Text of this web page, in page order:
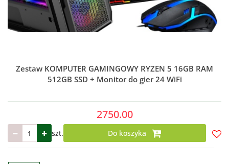
Zestaw KOMPUTER GAMINGOWY RYZEN 5 16GB RAM
512GB SSD + Monitor do gier 24 WiFi
2750.00
szt. Do koszyka